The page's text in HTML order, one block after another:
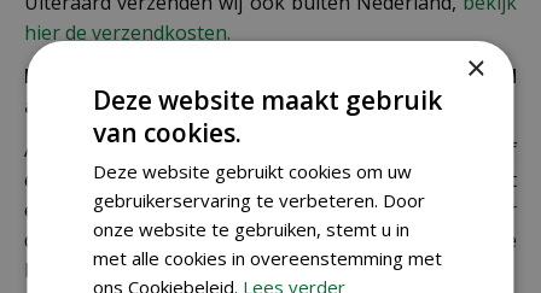
hier de verzendkosten.
Let op: extra kosten bij niet ophalen of verkeerd
adres
Als je je pakket niet ophaalt bij een PostNL-punt of
een verkeerd afleveradres invult, zijn wij genoodzaakt
extra kosten in rekening te brengen. Controleer
daarom altijd goed je adresgegevens voordat je je
bestelling plaatst.
×
Deze website maakt gebruik
van cookies.
Deze website gebruikt cookies om uw
gebruikerservaring te verbeteren. Door
onze website te gebruiken, stemt u in
met alle cookies in overeenstemming met
ons Cookiebeleid. Lees verder